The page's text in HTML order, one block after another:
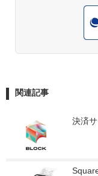
関連記事
決済